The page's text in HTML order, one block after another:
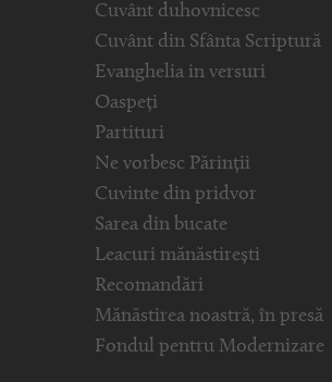
Cuvânt duhovnicesc
Cuvânt din Sfânta Scriptură
Evanghelia in versuri
Oaspeți
Partituri
Ne vorbesc Părinții
Cuvinte din pridvor
Sarea din bucate
Leacuri mănăstirești
Recomandări
Mănăstirea noastră, în presă
Fondul pentru Modernizare